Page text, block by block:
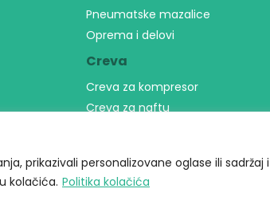
prikazivali personalizovane oglase ili sadržaj
kolačića. Politika kolačića
Pneumatske mazalice
Oprema i delovi
Creva
Creva za kompresor
Creva za naftu
Mast